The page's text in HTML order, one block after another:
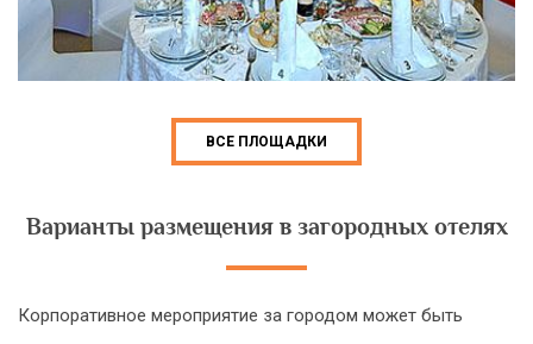
ВСЕ ПЛОЩАДКИ
Варианты размещения в загородных отелях
Корпоративное мероприятие за городом может быть